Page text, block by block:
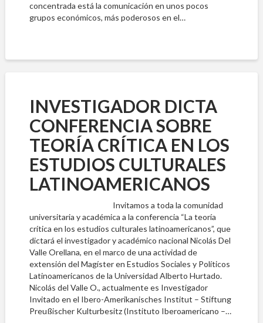
concentrada está la comunicación en unos pocos
grupos económicos, más poderosos en el…
INVESTIGADOR DICTA
CONFERENCIA SOBRE
TEORÍA CRÍTICA EN LOS
ESTUDIOS CULTURALES
LATINOAMERICANOS
Invitamos a toda la comunidad
universitaria y académica a la conferencia “La teoría
crítica en los estudios culturales latinoamericanos”, que
dictará el investigador y académico nacional Nicolás Del
Valle Orellana, en el marco de una actividad de
extensión del Magíster en Estudios Sociales y Políticos
Latinoamericanos de la Universidad Alberto Hurtado.
Nicolás del Valle O., actualmente es Investigador
Invitado en el Ibero-Amerikanisches Institut – Stiftung
Preußischer Kulturbesitz (Instituto Iberoamericano –…